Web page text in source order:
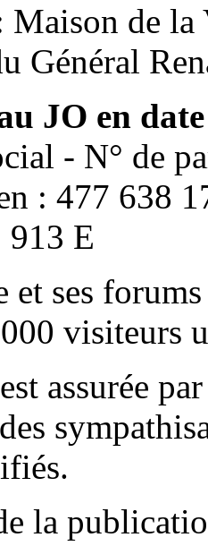
Maison de la
Général
JO en
- N° de
: 477 638
913 E
et ses
visiteurs
assurée
la